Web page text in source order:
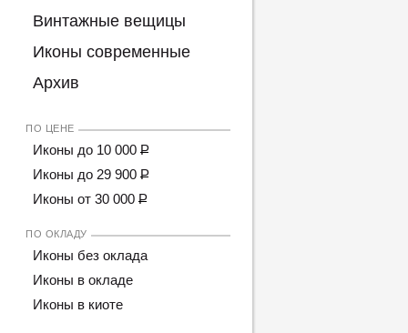
Винтажные вещицы
Иконы современные
Архив
ПО ЦЕНЕ
Иконы до 10 000 Р
Иконы до 29 900 Р
Иконы от 30 000 Р
ПО ОКЛАДУ
Иконы без оклада
Иконы в окладе
Иконы в киоте